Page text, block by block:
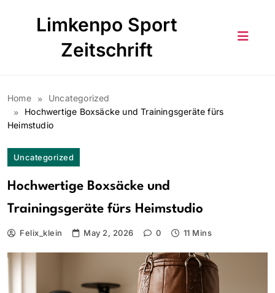
Limkenpo Sport
Zeitschrift
Home
Uncategorized
Hochwertige Boxsäcke und Trainingsgeräte fürs
Heimstudio
Uncategorized
Hochwertige Boxsäcke und
Trainingsgeräte fürs Heimstudio
Felix_klein May 2, 2026 0 11 Mins